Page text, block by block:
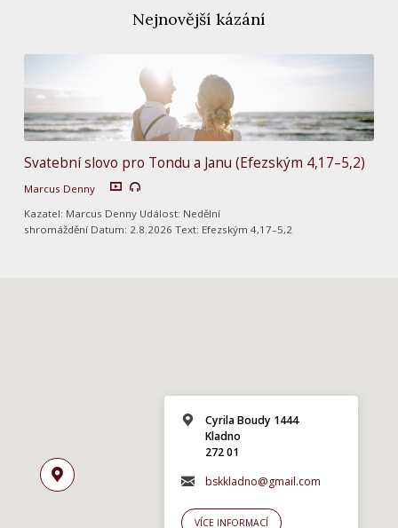
Nejnovější kázání
Svatební slovo pro Tondu a Janu (Efezským 4,17–5,2)
Marcus Denny
Kazatel: Marcus Denny Událost: Nedělní
shromáždění Datum: 2.8.2026 Text: Efezským 4,17–5,2
Cyrila Boudy 1444
Kladno
272 01
bskkladno@gmail.com
VÍCE INFORMACÍ